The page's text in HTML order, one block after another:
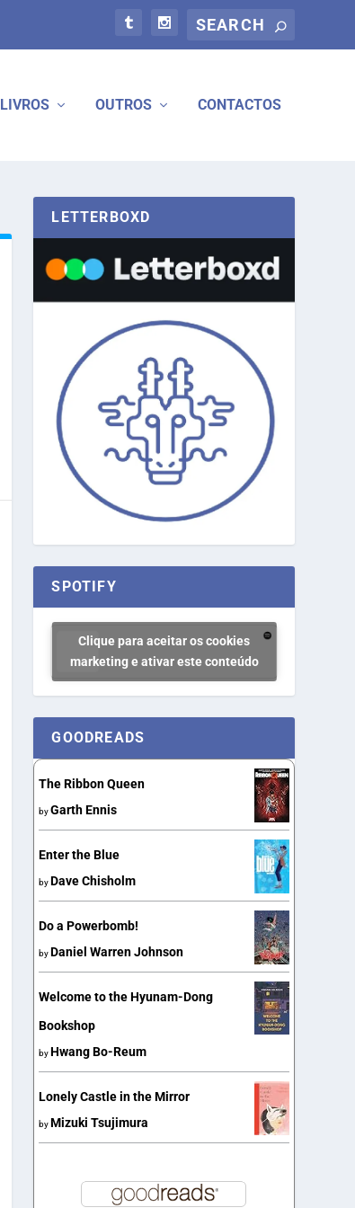
LIVROS OUTROS CONTACTOS
LETTERBOXD
SPOTIFY
Clique para aceitar os cookies
marketing e ativar este conteúdo
GOODREADS
The Ribbon Queen
byGarth Ennis
Enter the Blue
by Dave Chisholm
Do a Powerbomb!
by Daniel Warren Johnson
Welcome to the Hyunam-Dong
Bookshop
by Hwang Bo-Reum
Lonely Castle in the Mirror
by Mizuki Tsujimura